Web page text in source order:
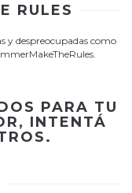
RULES
y despreocupadas como
PARA TU
INTENTÁ